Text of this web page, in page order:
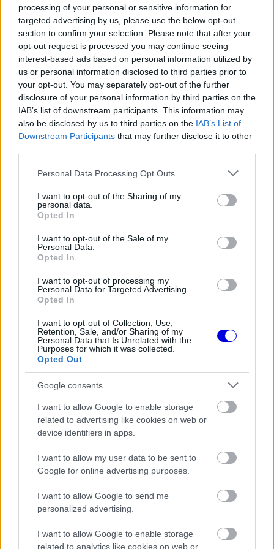
processing of your personal or sensitive information for
targeted advertising by us, please use the below opt-out
section to confirm your selection. Please note that after your
opt-out request is processed you may continue seeing
interest-based ads based on personal information utilized by
us or personal information disclosed to third parties prior to
your opt-out. You may separately opt-out of the further
disclosure of your personal information by third parties on the
IAB’s list of downstream participants. This information may
also be disclosed by us to third parties on the IAB’s List of
Downstream Participants that may further disclose it to other
Please note that this website/app uses one or more Google
not limited to your visit or usage behaviour. You may click to
grant or deny consent to Google and its third-party tags to
use your data for below specified purposes in below Google
consent section.
Personal Data Processing Opt Outs
I want to opt-out of the Sharing of my
personal data.
Opted In
I want to opt-out of the Sale of my
Personal Data.
Opted In
I want to opt-out of processing my
Personal Data for Targeted Advertising.
Opted In
I want to opt-out of Collection, Use,
Retention, Sale, and/or Sharing of my
Personal Data that Is Unrelated with the
Purposes for which it was collected.
Opted Out
Google consents
I want to allow Google to enable storage
related to advertising like cookies on web or
device identifiers in apps.
I want to allow my user data to be sent to
Google for online advertising purposes.
I want to allow Google to send me
personalized advertising.
I want to allow Google to enable storage
related to analytics like cookies on web or
window.
Ebben a bizonytalan környezetben különösen
nagy súlya van annak, hogy a jelenlegi
főszponzori megállapodás a BWT-vel 2026 végén
lejár, így az Alpineúj partner után nézhet. A
háttérben már körvonalazódik egy meglepő jelölt,
ugyanis a hírek szerint a Gucci került az élre a
potenciális támogatók között.
EZEKET IS AJÁNLJUK
Jelentős összeget kér Alonso az
Aston Martintól a folytatásért
FORMA-1
tudja letagadni a Ferrarinál
FORMA-1
A B-konstrukció csak a kezdet
indít az Aston Martin
Divat és Forma–1 találkozása
A GPblog értesülése szerint a világhírű divatmárka